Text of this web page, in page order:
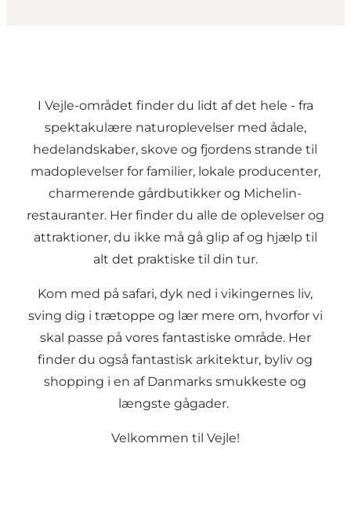
I Vejle-området finder du lidt af det hele - fra
spektakulære naturoplevelser med ådale,
hedelandskaber, skove og fjordens strande til
madoplevelser for familier, lokale producenter,
charmerende gårdbutikker og Michelin-
restauranter. Her finder du alle de oplevelser og
attraktioner, du ikke må gå glip af og hjælp til
alt det praktiske til din tur.
Kom med på safari, dyk ned i vikingernes liv,
sving dig i trætoppe og lær mere om, hvorfor vi
skal passe på vores fantastiske område. Her
finder du også fantastisk arkitektur, byliv og
shopping i en af Danmarks smukkeste og
længste gågader.
Velkommen til Vejle!